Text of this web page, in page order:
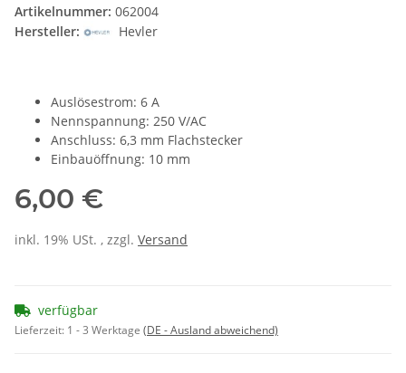
Artikelnummer: 062004
Hersteller:
Hevler
Auslösestrom: 6 A
Nennspannung: 250 V/AC
Anschluss: 6,3 mm Flachstecker
Einbauöffnung: 10 mm
6,00 €
inkl. 19% USt. , zzgl. Versand
verfügbar
Lieferzeit: 1 - 3 Werktage (DE - Ausland abweichend)